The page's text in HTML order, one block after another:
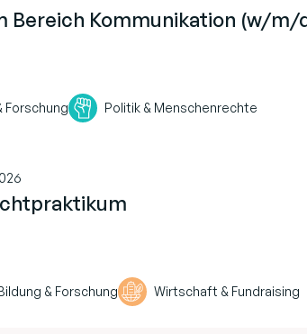
Bereich Kommunikation (w/m/
Forschung Politik & Menschenrechte
& Forschung Wirtschaft & Fundraising